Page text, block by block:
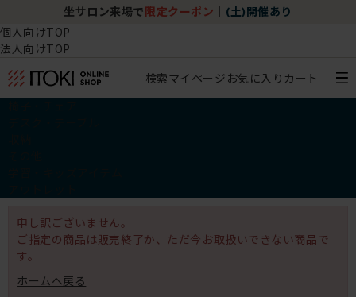
坐サロン来場で 限定クーポン (土)開催あり
個人向けTOP
法人向けTOP
検索マイページ お気に入り カート
申し訳ございません。
ご指定の商品は販売終了か、ただ今お取扱いできない商品で
す。
ホームへ戻る